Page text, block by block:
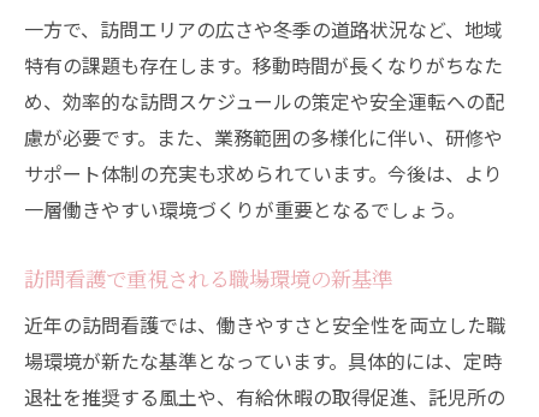
一方で、訪問エリアの広さや冬季の道路状況など、地域
特有の課題も存在します。移動時間が長くなりがちなた
め、効率的な訪問スケジュールの策定や安全運転への配
慮が必要です。また、業務範囲の多様化に伴い、研修や
サポート体制の充実も求められています。今後は、より
一層働きやすい環境づくりが重要となるでしょう。
訪問看護で重視される職場環境の新基準
近年の訪問看護では、働きやすさと安全性を両立した職
場環境が新たな基準となっています。具体的には、定時
退社を推奨する風土や、有給休暇の取得促進、託児所の